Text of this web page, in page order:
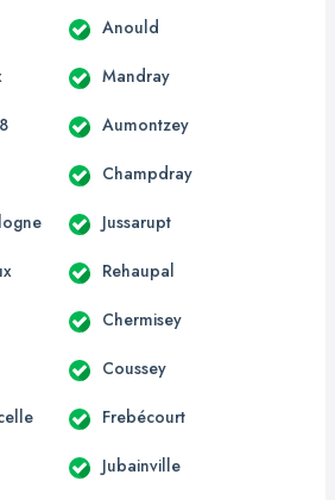
Anould
Mandray
Aumontzey
Champdray
Jussarupt
Rehaupal
Chermisey
Coussey
Frebécourt
Jubainville